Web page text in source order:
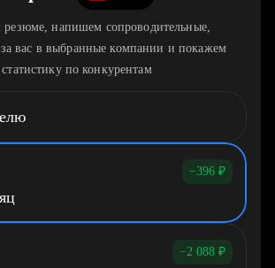
напишем сопроводительные,
вас в выбранные компании и покажем
статистику по конкурентам
−396 ₽
−2 088 ₽